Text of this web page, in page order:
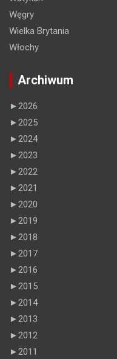
Węgry
Wielka Brytania
Włochy
Archiwum
►2026
►2025
►2024
►2023
►2022
►2021
►2020
►2019
►2018
►2017
►2016
►2015
►2014
►2013
►2012
►2011